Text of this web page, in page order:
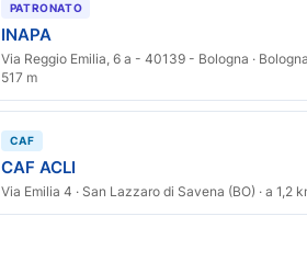
PATRONATO
INAPA
Via Reggio Emilia, 6 a - 40139 - Bologna · Bologna
517 m
CAF
CAF ACLI
Via Emilia 4 · San Lazzaro di Savena (BO) · a 1,2